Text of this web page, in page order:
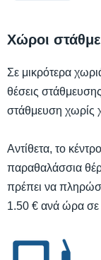
Χώροι
Σε μικρότερα
θέσεις
στάθμευση χωρίς
Αντίθετα, το
παραθαλάσσια
πρέπει να
1.50 € ανά ώρα σε